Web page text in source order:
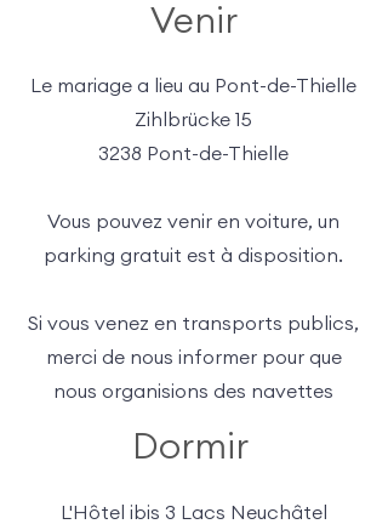
Venir
Le mariage a lieu au Pont-de-Thielle
Zihlbrücke 15
3238 Pont-de-Thielle
Vous pouvez venir en voiture, un
parking gratuit est à disposition.
Si vous venez en transports publics,
merci de nous informer pour que
nous organisions des navettes
Dormir
L'Hôtel ibis 3 Lacs Neuchâtel